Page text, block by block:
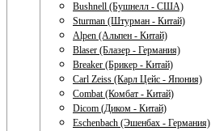
Bushnell (Бушнелл - США)
Sturman (Штурман - Китай)
Alpen (Альпен - Китай)
Blaser (Блазер - Германия)
Breaker (Брикер - Китай)
Carl Zeiss (Карл Цейс - Япония)
Combat (Комбат - Китай)
Dicom (Диком - Китай)
Eschenbach (Эшенбах - Германия)